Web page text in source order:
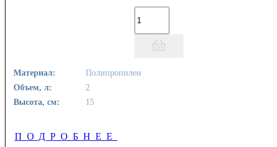
Материал:
Полипропилен
Объем, л:
2
Высота, см:
15
ПОДРОБНЕЕ